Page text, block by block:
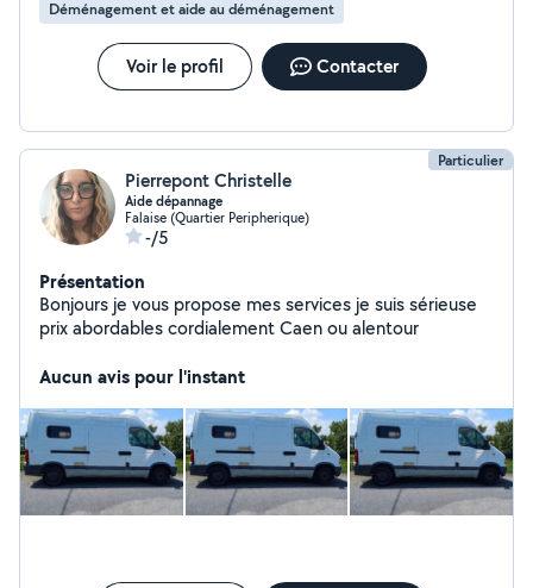
Déménagement et aide au déménagement
Voir le profil Contacter
Particulier
Pierrepont Christelle
Aide dépannage
Falaise (Quartier Peripherique)
-/5
Présentation
Bonjours je vous propose mes services je suis sérieuse
prix abordables cordialement Caen ou alentour
Aucun avis pour l'instant